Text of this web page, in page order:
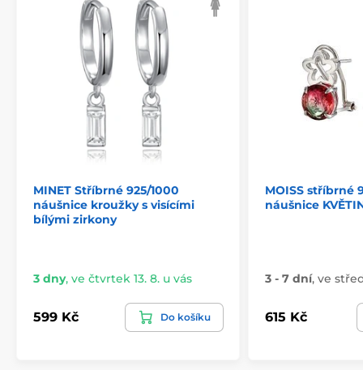
MINET Stříbrné 925/1000
náušnice kroužky s visícími
bílými zirkony
3 dny, ve čtvrtek 13. 8. u vás
599 Kč Do košíku
MOISS stříbrné
náušnice
3 - 7 dní, ve
615 Kč